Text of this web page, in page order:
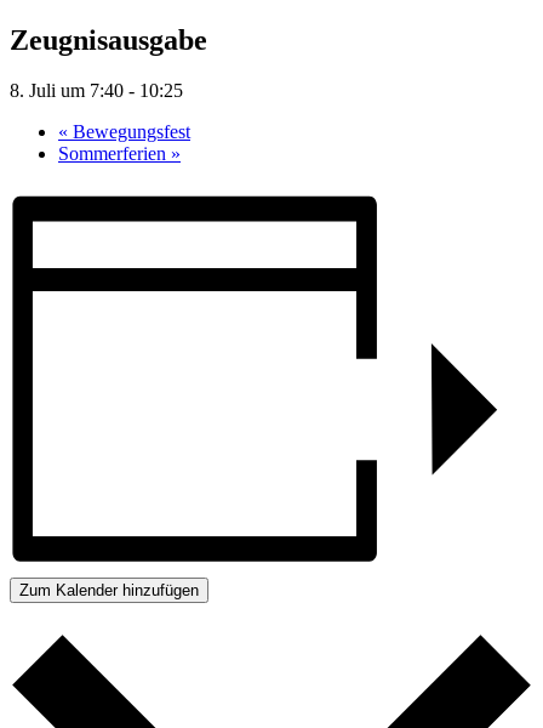
Zeugnisausgabe
8. Juli um 7:40 - 10:25
« Bewegungsfest
Sommerferien »
Zum Kalender hinzufügen